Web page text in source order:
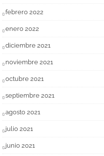
febrero 2022
enero 2022
diciembre 2021
noviembre 2021
octubre 2021
septiembre 2021
agosto 2021
julio 2021
junio 2021